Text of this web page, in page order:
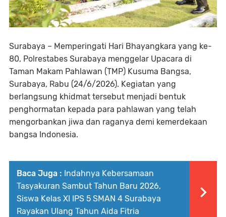
Surabaya – Memperingati Hari Bhayangkara yang ke-
80, Polrestabes Surabaya menggelar Upacara di
Taman Makam Pahlawan (TMP) Kusuma Bangsa,
Surabaya, Rabu (24/6/2026). Kegiatan yang
berlangsung khidmat tersebut menjadi bentuk
penghormatan kepada para pahlawan yang telah
mengorbankan jiwa dan raganya demi kemerdekaan
bangsa Indonesia.
Baca Juga : Indahnya Kebersamaan
Tasyakuran Sambut Tahun Baru 2026,
Siswa Kelas XI IPS 5 SMAN 4 Surabaya
Rayakan Ulang Tahun Aida Fitria